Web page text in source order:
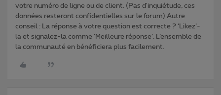
votre numéro de ligne ou de client. (Pas d'inquiétude, ces
données resteront confidentielles sur le forum) Autre
conseil : La réponse à votre question est correcte ? ‘Likez’-
la et signalez-la comme ‘Meilleure réponse’. L’ensemble de
la communauté en bénéficiera plus facilement.